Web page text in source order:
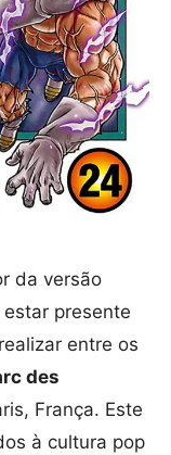
da versão
estar presente
entre os
des
França. Este
à cultura pop